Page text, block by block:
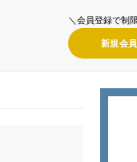
＼会員登録で制
新規会